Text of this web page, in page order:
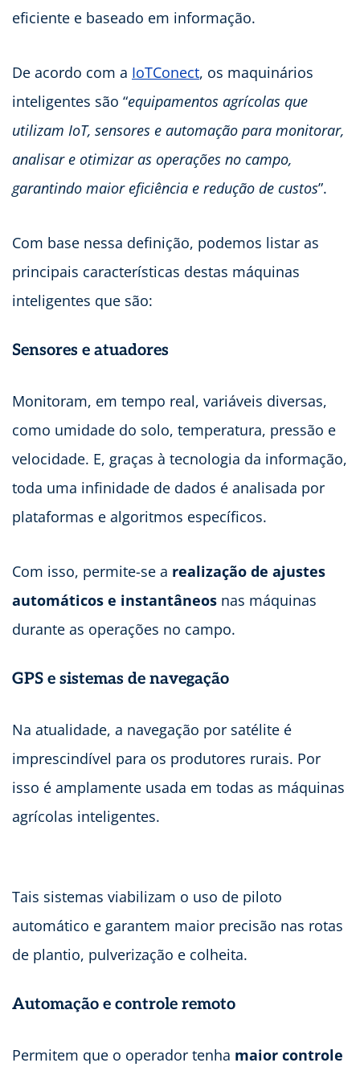
eficiente e baseado em informação.
De acordo com a IoTConect, os maquinários
inteligentes são “equipamentos agrícolas que
utilizam IoT, sensores e automação para monitorar,
analisar e otimizar as operações no campo,
garantindo maior eficiência e redução de custos”.
Com base nessa definição, podemos listar as
principais características destas máquinas
inteligentes que são:
Sensores e atuadores
Monitoram, em tempo real, variáveis diversas,
como umidade do solo, temperatura, pressão e
velocidade. E, graças à tecnologia da informação,
toda uma infinidade de dados é analisada por
plataformas e algoritmos específicos.
Com isso, permite-se a realização de ajustes
automáticos e instantâneos nas máquinas
durante as operações no campo.
GPS e sistemas de navegação
Na atualidade, a navegação por satélite é
imprescindível para os produtores rurais. Por
isso é amplamente usada em todas as máquinas
agrícolas inteligentes.
Tais sistemas viabilizam o uso de piloto
automático e garantem maior precisão nas rotas
de plantio, pulverização e colheita.
Automação e controle remoto
Permitem que o operador tenha maior controle